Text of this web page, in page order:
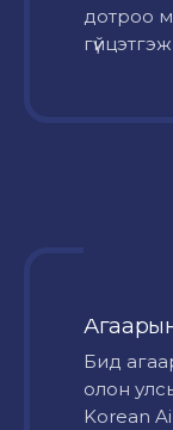
дотроо
Бид
олон
Korean